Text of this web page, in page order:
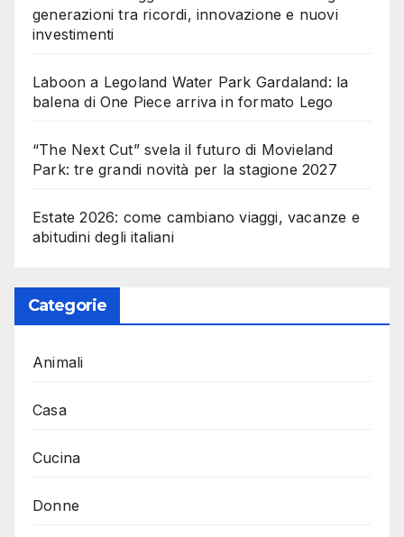
generazioni tra ricordi, innovazione e nuovi
investimenti
Laboon a Legoland Water Park Gardaland: la
balena di One Piece arriva in formato Lego
“The Next Cut” svela il futuro di Movieland
Park: tre grandi novità per la stagione 2027
Estate 2026: come cambiano viaggi, vacanze e
abitudini degli italiani
Categorie
Animali
Casa
Cucina
Donne